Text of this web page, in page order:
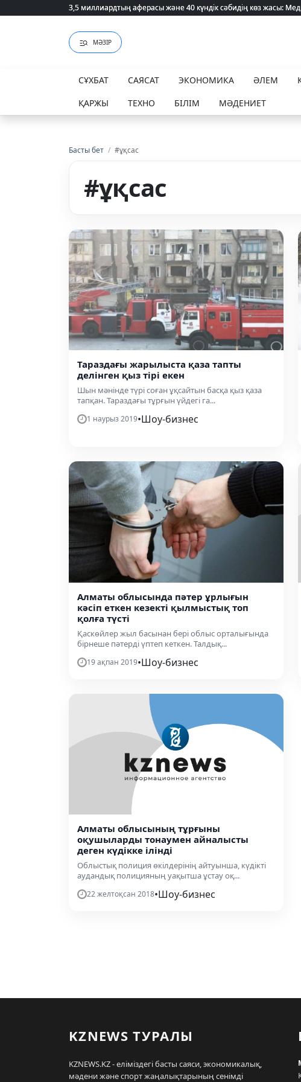
3,5 миллиардтың аферасы және 40 күндік сәбидің көз жасы:
3,5 миллиардтың аферасы және 40 күндік сәбидің көз жасы:
МӘЗІР
СҰХБАТ САЯСАТ ЭКОНОМИКА ӘЛЕМ
ҚАРЖЫ
ТЕХНО БІЛІМ МӘДЕНИЕТ
Басты бет / #ұқсас
#ұқсас
Тараздағы жарылыста қаза тапты
делінген қыз тірі екен
Шын мәнінде түрі соған ұқсайтын басқа қыз қаза
тапқан. Тараздағы тұрғын үйдегі га...
1 наурыз 2019•Шоу-бизнес
Алматы облысында пәтер ұрлығын
кәсіп еткен кезекті қылмыстық топ
қолға түсті
Қаскөйлер жыл басынан бері облыс орталығында
бірнеше пәтерді үптеп кеткен. Талдық...
19 ақпан 2019•Шоу-бизнес
Алматы облысының тұрғыны
оқушыларды тонаумен айналысты
деген күдікке ілінді
Облыстық полиция өкілдерінің айтуынша, күдікті
аудандық полицияның уақытша ұстау оқ...
22 желтоқсан 2018•Шоу-бизнес
KZNEWS ТУРАЛЫ
KZNEWS.KZ - еліміздегі басты саяси, экономикалық,
мәдени және спорт жаңалықтарының сенімді